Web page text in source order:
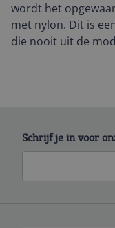
wordt het
met nylon. Dit is
die nooit uit de
Schrijf je in voor